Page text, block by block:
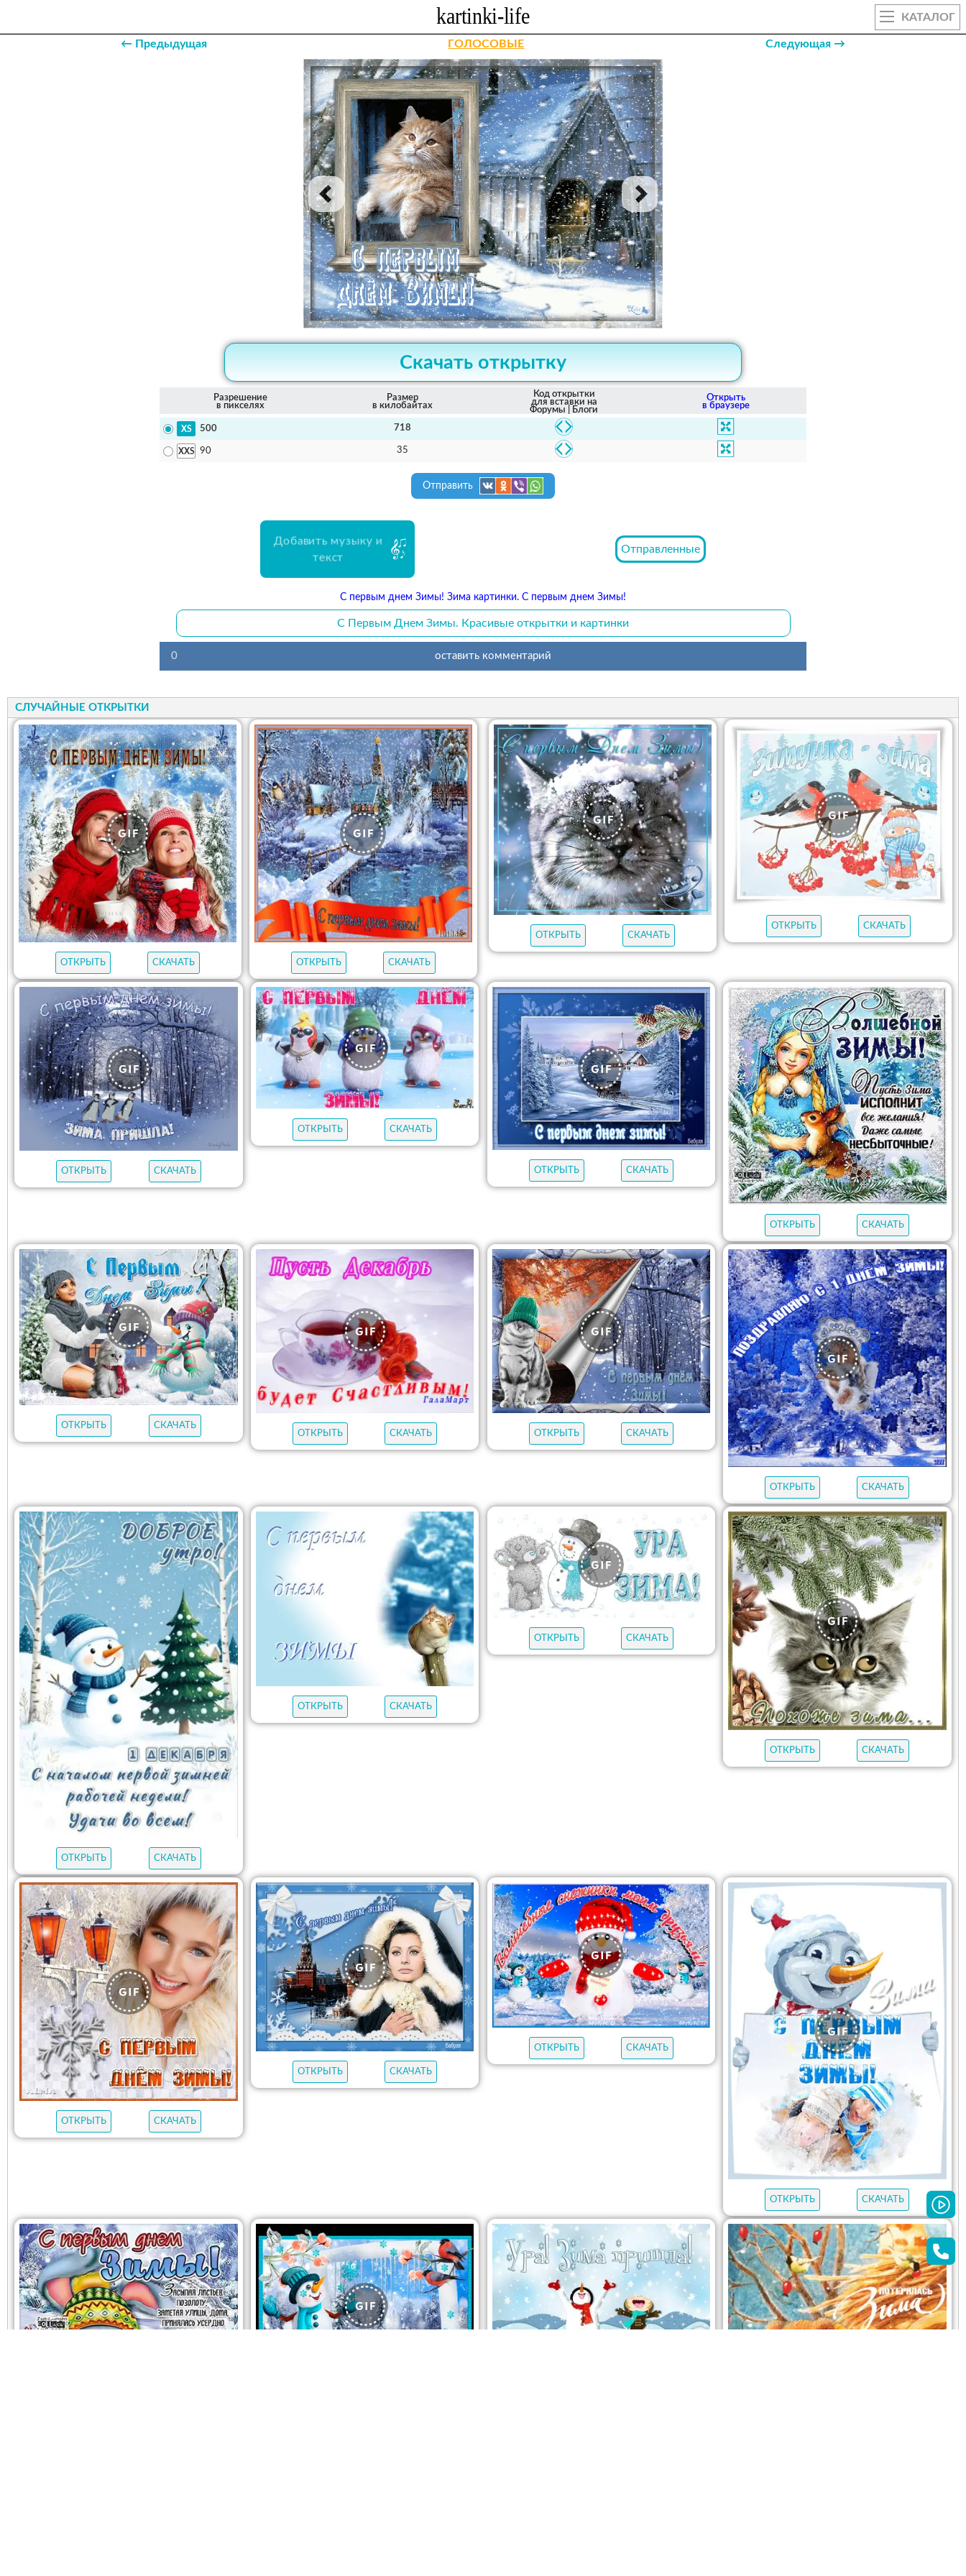
КАТАЛОГ
← Предыдущая ГОЛОСОВЫЕ Следующая →
Скачать открытку
Разрешение
в пикселях
Размер
в килобайтах
Код открытки
для вставки на
Форумы | Блоги
Открыть
в браузере
500 718
90 35
Отправить
Добавить музыку и
текст
Отправленные
С первым днем Зимы! Зима картинки. С первым днем Зимы!
С Первым Днем Зимы. Красивые открытки и картинки
0 оставить комментарий
СЛУЧАЙНЫЕ ОТКРЫТКИ
ОТКРЫТЬ СКАЧАТЬ ОТКРЫТЬ СКАЧАТЬ
ОТКРЫТЬ СКАЧАТЬ
ОТКРЫТЬ СКАЧАТЬ
ОТКРЫТЬ СКАЧАТЬ
ОТКРЫТЬ СКАЧАТЬ
ОТКРЫТЬ СКАЧАТЬ
ОТКРЫТЬ СКАЧАТЬ
ОТКРЫТЬ
СКАЧАТЬ
ОТКРЫТЬ
СКАЧАТЬ ОТКРЫТЬ СКАЧАТЬ
ОТКРЫТЬ СКАЧАТЬ
ОТКРЫТЬ СКАЧАТЬ
ОТКРЫТЬ СКАЧАТЬ
ОТКРЫТЬ СКАЧАТЬ
ОТКРЫТЬ СКАЧАТЬ
ОТКРЫТЬ СКАЧАТЬ
ОТКРЫТЬ СКАЧАТЬ
ОТКРЫТЬ СКАЧАТЬ
ОТКРЫТЬ СКАЧАТЬ